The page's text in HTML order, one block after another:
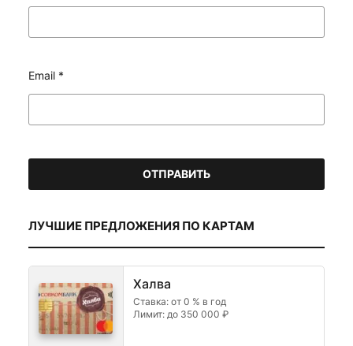
Email *
ЛУЧШИЕ ПРЕДЛОЖЕНИЯ ПО КАРТАМ
Халва
Ставка: от 0 % в год
Лимит: до 350 000 ₽